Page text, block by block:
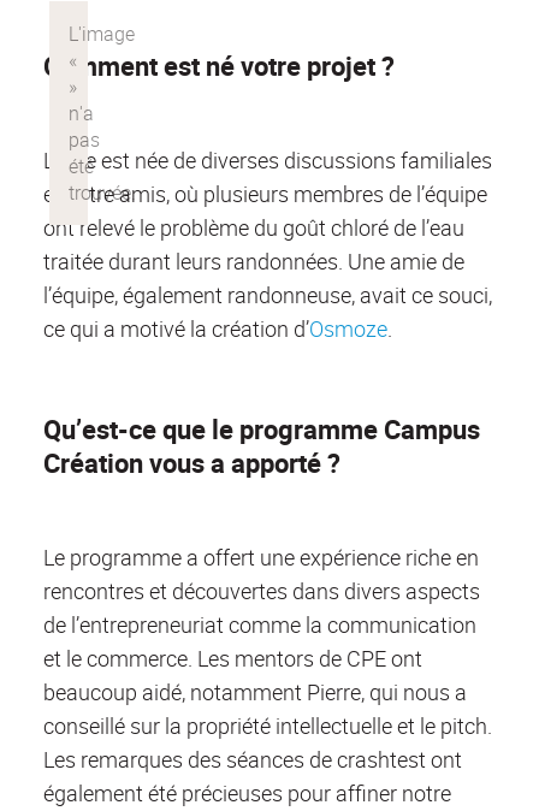
Comment est né votre projet ?
L’idée est née de diverses discussions familiales
et entre amis, où plusieurs membres de l’équipe
ont relevé le problème du goût chloré de l’eau
traitée durant leurs randonnées. Une amie de
l’équipe, également randonneuse, avait ce souci,
ce qui a motivé la création d’Osmoze.
Qu’est-ce que le programme Campus
Création vous a apporté ?
Le programme a offert une expérience riche en
rencontres et découvertes dans divers aspects
de l’entrepreneuriat comme la communication
et le commerce. Les mentors de CPE ont
beaucoup aidé, notamment Pierre, qui nous a
conseillé sur la propriété intellectuelle et le pitch.
Les remarques des séances de crashtest ont
également été précieuses pour affiner notre